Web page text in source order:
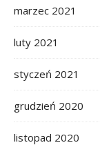
marzec 2021
luty 2021
styczeń 2021
grudzień 2020
listopad 2020